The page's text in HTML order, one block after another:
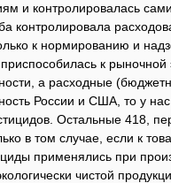
и контролировалась
контролировала
к нормированию и
к рыночной
а расходные
России и США, то у
Остальные 418,
в том случае, если к
применялись при
чистой